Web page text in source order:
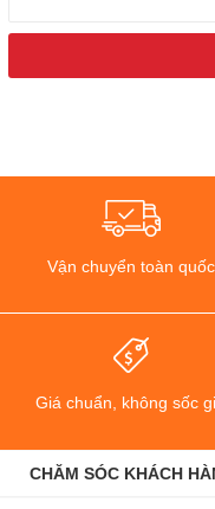
Vận chuyển toàn quốc
Giá chuẩn, không sốc
CHĂM SÓC KHÁCH